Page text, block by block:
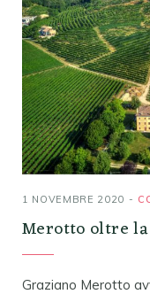
1 NOVEMBRE 2020
Merotto oltre
Graziano Merotto